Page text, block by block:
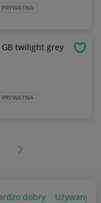
PRYWATNA
twilight grey
PRYWATNA
Następna strona
dobry Używany